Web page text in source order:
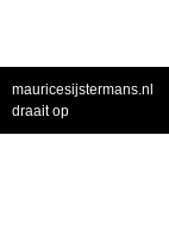
mauricesijstermans.nl
draait op